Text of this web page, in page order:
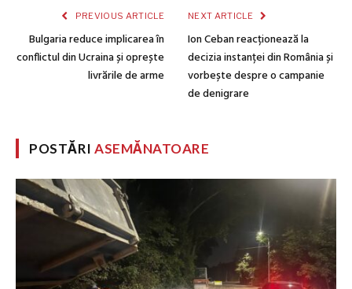
PREVIOUS ARTICLE
Bulgaria reduce implicarea în
conflictul din Ucraina și oprește
livrările de arme
NEXT ARTICLE
Ion Ceban reacționează la
decizia instanței din România și
vorbește despre o campanie
de denigrare
POSTĂRIASEMĂNATOARE